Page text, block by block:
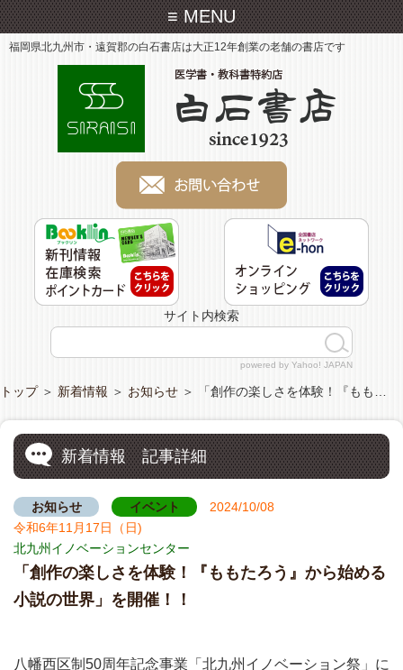
≡ MENU
福岡県北九州市・遠賀郡の白石書店は大正12年創業の老舗の書店です
サイト内検索
powered by Yahoo! JAPAN
トップ＞ 新着情報 ＞ お知らせ ＞ 「創作の楽しさを体験！『もも…
新着情報 記事詳細
お知らせ イベント
2024/10/08
令和6年11月17日（日)
北九州イノベーションセンター
「創作の楽しさを体験！『ももたろう』から始める
小説の世界」を開催！！
八幡西区制50周年記念事業「北九州イノベーション祭」に